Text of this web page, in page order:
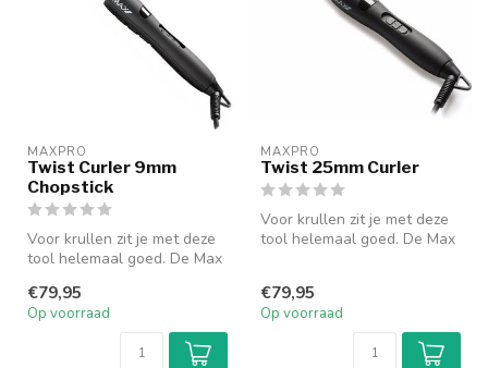
MAXPRO
Twist Curler 9mm
Chopstick
Voor krullen zit je met deze
tool helemaal goed. De Max
€79,95
Op voorraad
MAXPRO
Twist 25mm Curler
Voor krullen zit je met deze
tool helemaal goed. De Max
€79,95
Op voorraad